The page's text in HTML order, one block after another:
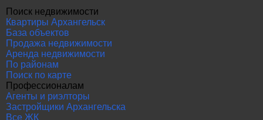
Поиск недвижимости
Квартиры Архангельск
База объектов
Продажа недвижимости
Аренда недвижимости
По районам
Поиск по карте
Профессионалам
Агенты и риэлторы
Застройщики Архангельска
Все ЖК